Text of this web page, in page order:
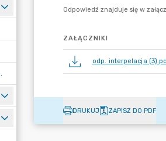
MIASTA ŻORY
ZAŁĄCZNIKI
odp. interpelacja
DRUKUJ ZAPISZ DO PDF